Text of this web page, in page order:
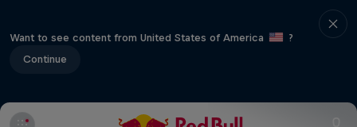
Want to see content from United States of America
?
Continue